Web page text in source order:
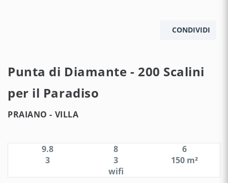
CONDIVIDI
Punta di Diamante - 200 Scalini
per il Paradiso
PRAIANO - VILLA
9.8 8
6
3
3
150 m²
wifi